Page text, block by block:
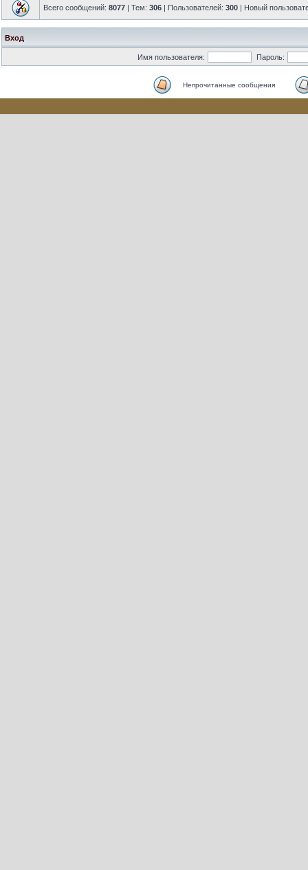
Всего сообщений: 8077 | Тем: 306 | Пользователей: 300 | Новый
Вход
Имя пользователя: Пароль:
Непрочитанные сообщения